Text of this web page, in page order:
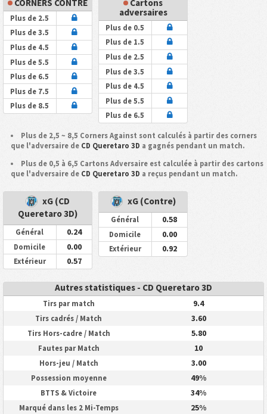
CORNERS CONTRE
Plus de 2.5
Plus de 3.5
Plus de 4.5
Plus de 5.5
Plus de 6.5
Plus de 7.5
Plus de 8.5
Cartons
adversaires
Plus de 0.5
Plus de 1.5
Plus de 2.5
Plus de 3.5
Plus de 4.5
Plus de 5.5
Plus de 6.5
Plus de 2,5 ~ 8,5 Corners Against sont calculés à partir des corners
que l'adversaire de CD Queretaro 3D a gagnés pendant un match.
Plus de 0,5 à 6,5 Cartons Adversaire est calculée à partir des cartons
que l'adversaire de CD Queretaro 3D a reçus pendant un match.
xG (CD
Queretaro 3D)
Général 0.24
Domicile 0.00
Extérieur 0.57
xG (Contre)
Général 0.58
Domicile 0.00
Extérieur 0.92
Autres statistiques - CD Queretaro 3D
Tirs par match 9.4
Tirs cadrés / Match 3.60
Tirs Hors-cadre / Match 5.80
Fautes par Match 10
Hors-jeu / Match 3.00
Possession moyenne 49%
BTTS & Victoire 34%
Marqué dans les 2 Mi-Temps 25%